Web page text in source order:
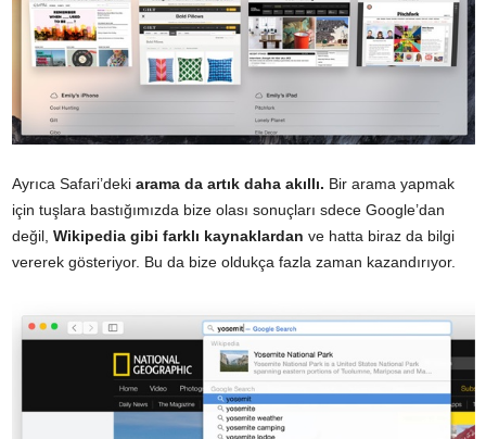
Ayrıca Safari’deki arama da artık daha akıllı. Bir arama yapmak
için tuşlara bastığımızda bize olası sonuçları sdece Google’dan
değil, Wikipedia gibi farklı kaynaklardan ve hatta biraz da bilgi
vererek gösteriyor. Bu da bize oldukça fazla zaman kazandırıyor.